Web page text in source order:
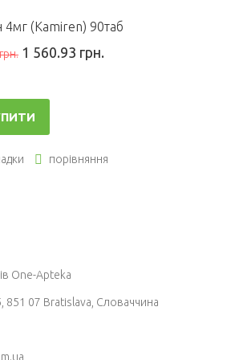
4мг (Kamiren) 90таб
1 560.93 грн.
порівняння
One-Apteka
851 07 Bratislava, Словаччина